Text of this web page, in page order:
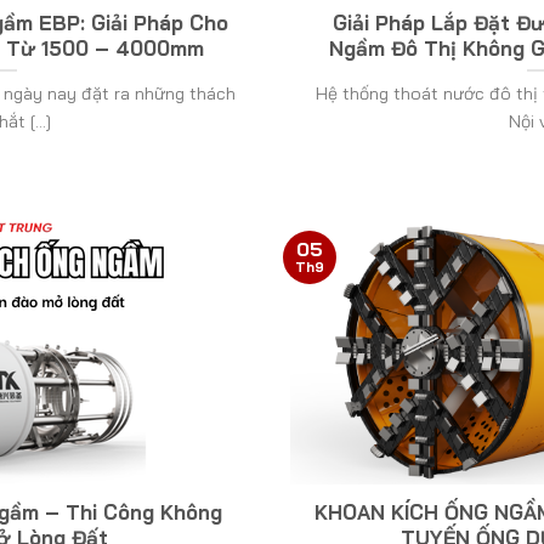
EBP: Giải Pháp Cho
1500 – 4000mm
nay đặt ra những thách
[...]
Giải Pháp Lắp Đặt
Ngầm Đô Thị Không
Hệ thống thoát nước đô thị
Nội
– Thi Công Không
Lòng Đất
KHOAN KÍCH ỐNG
TUYẾN ỐNG
05
Th9